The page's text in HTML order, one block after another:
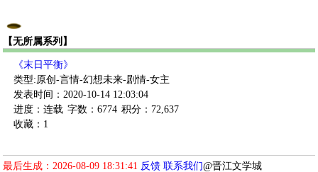
【无所属系列】
《末日平衡》
类型:原创-言情-幻想未来-剧情-女主
发表时间：2020-10-14 12:03:04
进度：连载 字数：6774 积分：72,637
收藏：1
最后生成：2026-08-09 18:31:41 反馈 联系我们@晋江文学城